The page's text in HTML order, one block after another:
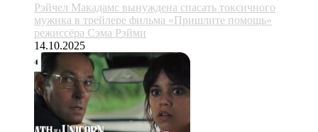
Рэйчел Макадамс вынуждена спасать токсичного
мужика в трейлере фильма «Пришлите помощь»
режиссёра Сэма Рэйми
14.10.2025